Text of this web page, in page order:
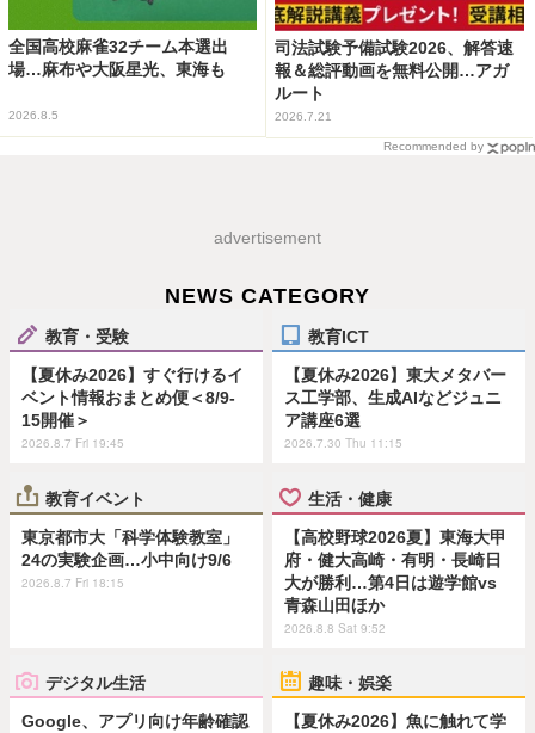
全国高校麻雀32チーム本選出
場…麻布や大阪星光、東海も
2026.8.5
司法試験予備試験2026、解答速
報＆総評動画を無料公開…アガ
ルート
2026.7.21
Recommended by
advertisement
NEWS CATEGORY
教育・受験
【夏休み2026】すぐ行けるイ
ベント情報おまとめ便＜8/9-
15開催＞
2026.8.7 Fri 19:45
教育ICT
【夏休み2026】東大メタバー
ス工学部、生成AIなどジュニ
ア講座6選
2026.7.30 Thu 11:15
教育イベント
東京都市大「科学体験教室」
24の実験企画…小中向け9/6
2026.8.7 Fri 18:15
生活・健康
【高校野球2026夏】東海大甲
府・健大高崎・有明・長崎日
大が勝利…第4日は遊学館vs
青森山田ほか
2026.8.8 Sat 9:52
デジタル生活
Google、アプリ向け年齢確認
趣味・娯楽
【夏休み2026】魚に触れて学